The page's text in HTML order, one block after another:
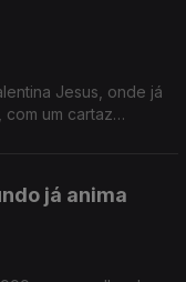
Jesus, onde já
um cartaz
já anima